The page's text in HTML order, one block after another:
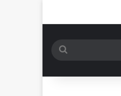
بحث